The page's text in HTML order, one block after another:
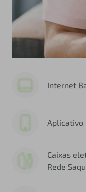
Internet
Aplicativo
Caixas
Rede